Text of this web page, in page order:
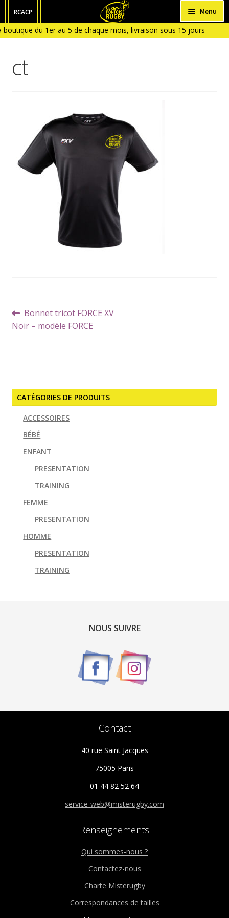
la
contenu
RCACP Menu
HOMME
du 1er au 5 de chaque mois, livraison sous 15 jours
6 ( Boutique fermée en Janvier et en Aout)
ct
Navigation
de
Article
précédent :
Bonnet tricot FORCE XV
Noir – modèle FORCE
CATÉGORIES DE PRODUITS
ACCESSOIRES
BÉBÉ
ENFANT
PRESENTATION
TRAINING
FEMME
PRESENTATION
HOMME
PRESENTATION
TRAINING
NOUS SUIVRE
Contact
40 rue Saint Jacques
75005 Paris
01 44 82 52 64
service-web@misterugby.com
Renseignements
Qui sommes-nous ?
Contactez-nous
Charte Misterugby
Correspondances de tailles